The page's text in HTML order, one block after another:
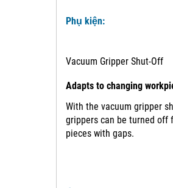
Phụ kiện:
Vacuum Gripper Shut-Off
Adapts to changing
With the vacuum gripper
grippers can be turned off
pieces with gaps.